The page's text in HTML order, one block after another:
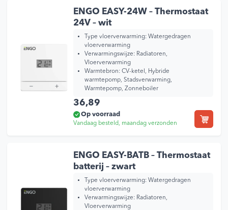
ENGO EASY-24W – Thermostaat
24V – wit
Type vloerverwarming: Watergedragen
vloerverwarming
Verwarmingswijze: Radiatoren,
Vloerverwarming
Warmtebron: CV-ketel, Hybride
warmtepomp, Stadsverwarming,
Warmtepomp, Zonneboiler
36,89
Op voorraad
Vandaag besteld, maandag verzonden
ENGO EASY-BATB – Thermostaat
batterij – zwart
Type vloerverwarming: Watergedragen
vloerverwarming
Verwarmingswijze: Radiatoren,
Vloerverwarming